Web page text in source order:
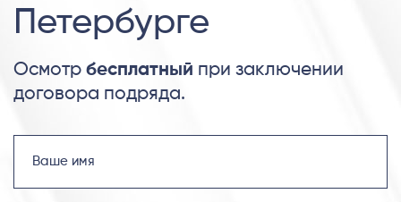
Петербурге
Осмотр бесплатный при заключении
договора подряда.